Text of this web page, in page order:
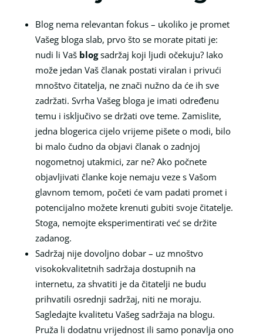
Blog nema relevantan fokus – ukoliko je promet
Vašeg bloga slab, prvo što se morate pitati je:
nudi li Vaš blogsadržaj koji ljudi očekuju? Iako
može jedan Vaš članak postati viralan i privući
mnoštvo čitatelja, ne znači nužno da će ih sve
zadržati. Svrha Vašeg bloga je imati određenu
temu i isključivo se držati ove teme. Zamislite,
jedna blogerica cijelo vrijeme pišete o modi, bilo
bi malo čudno da objavi članak o zadnjoj
nogometnoj utakmici, zar ne? Ako počnete
objavljivati članke koje nemaju veze s Vašom
glavnom temom, početi će vam padati promet i
potencijalno možete krenuti gubiti svoje čitatelje.
Stoga, nemojte eksperimentirati već se držite
zadanog.
Sadržaj nije dovoljno dobar – uz mnoštvo
visokokvalitetnih sadržaja dostupnih na
internetu, za shvatiti je da čitatelji ne budu
prihvatili osrednji sadržaj, niti ne moraju.
Sagledajte kvalitetu Vašeg sadržaja na blogu.
Pruža li dodatnu vrijednost ili samo ponavlja ono